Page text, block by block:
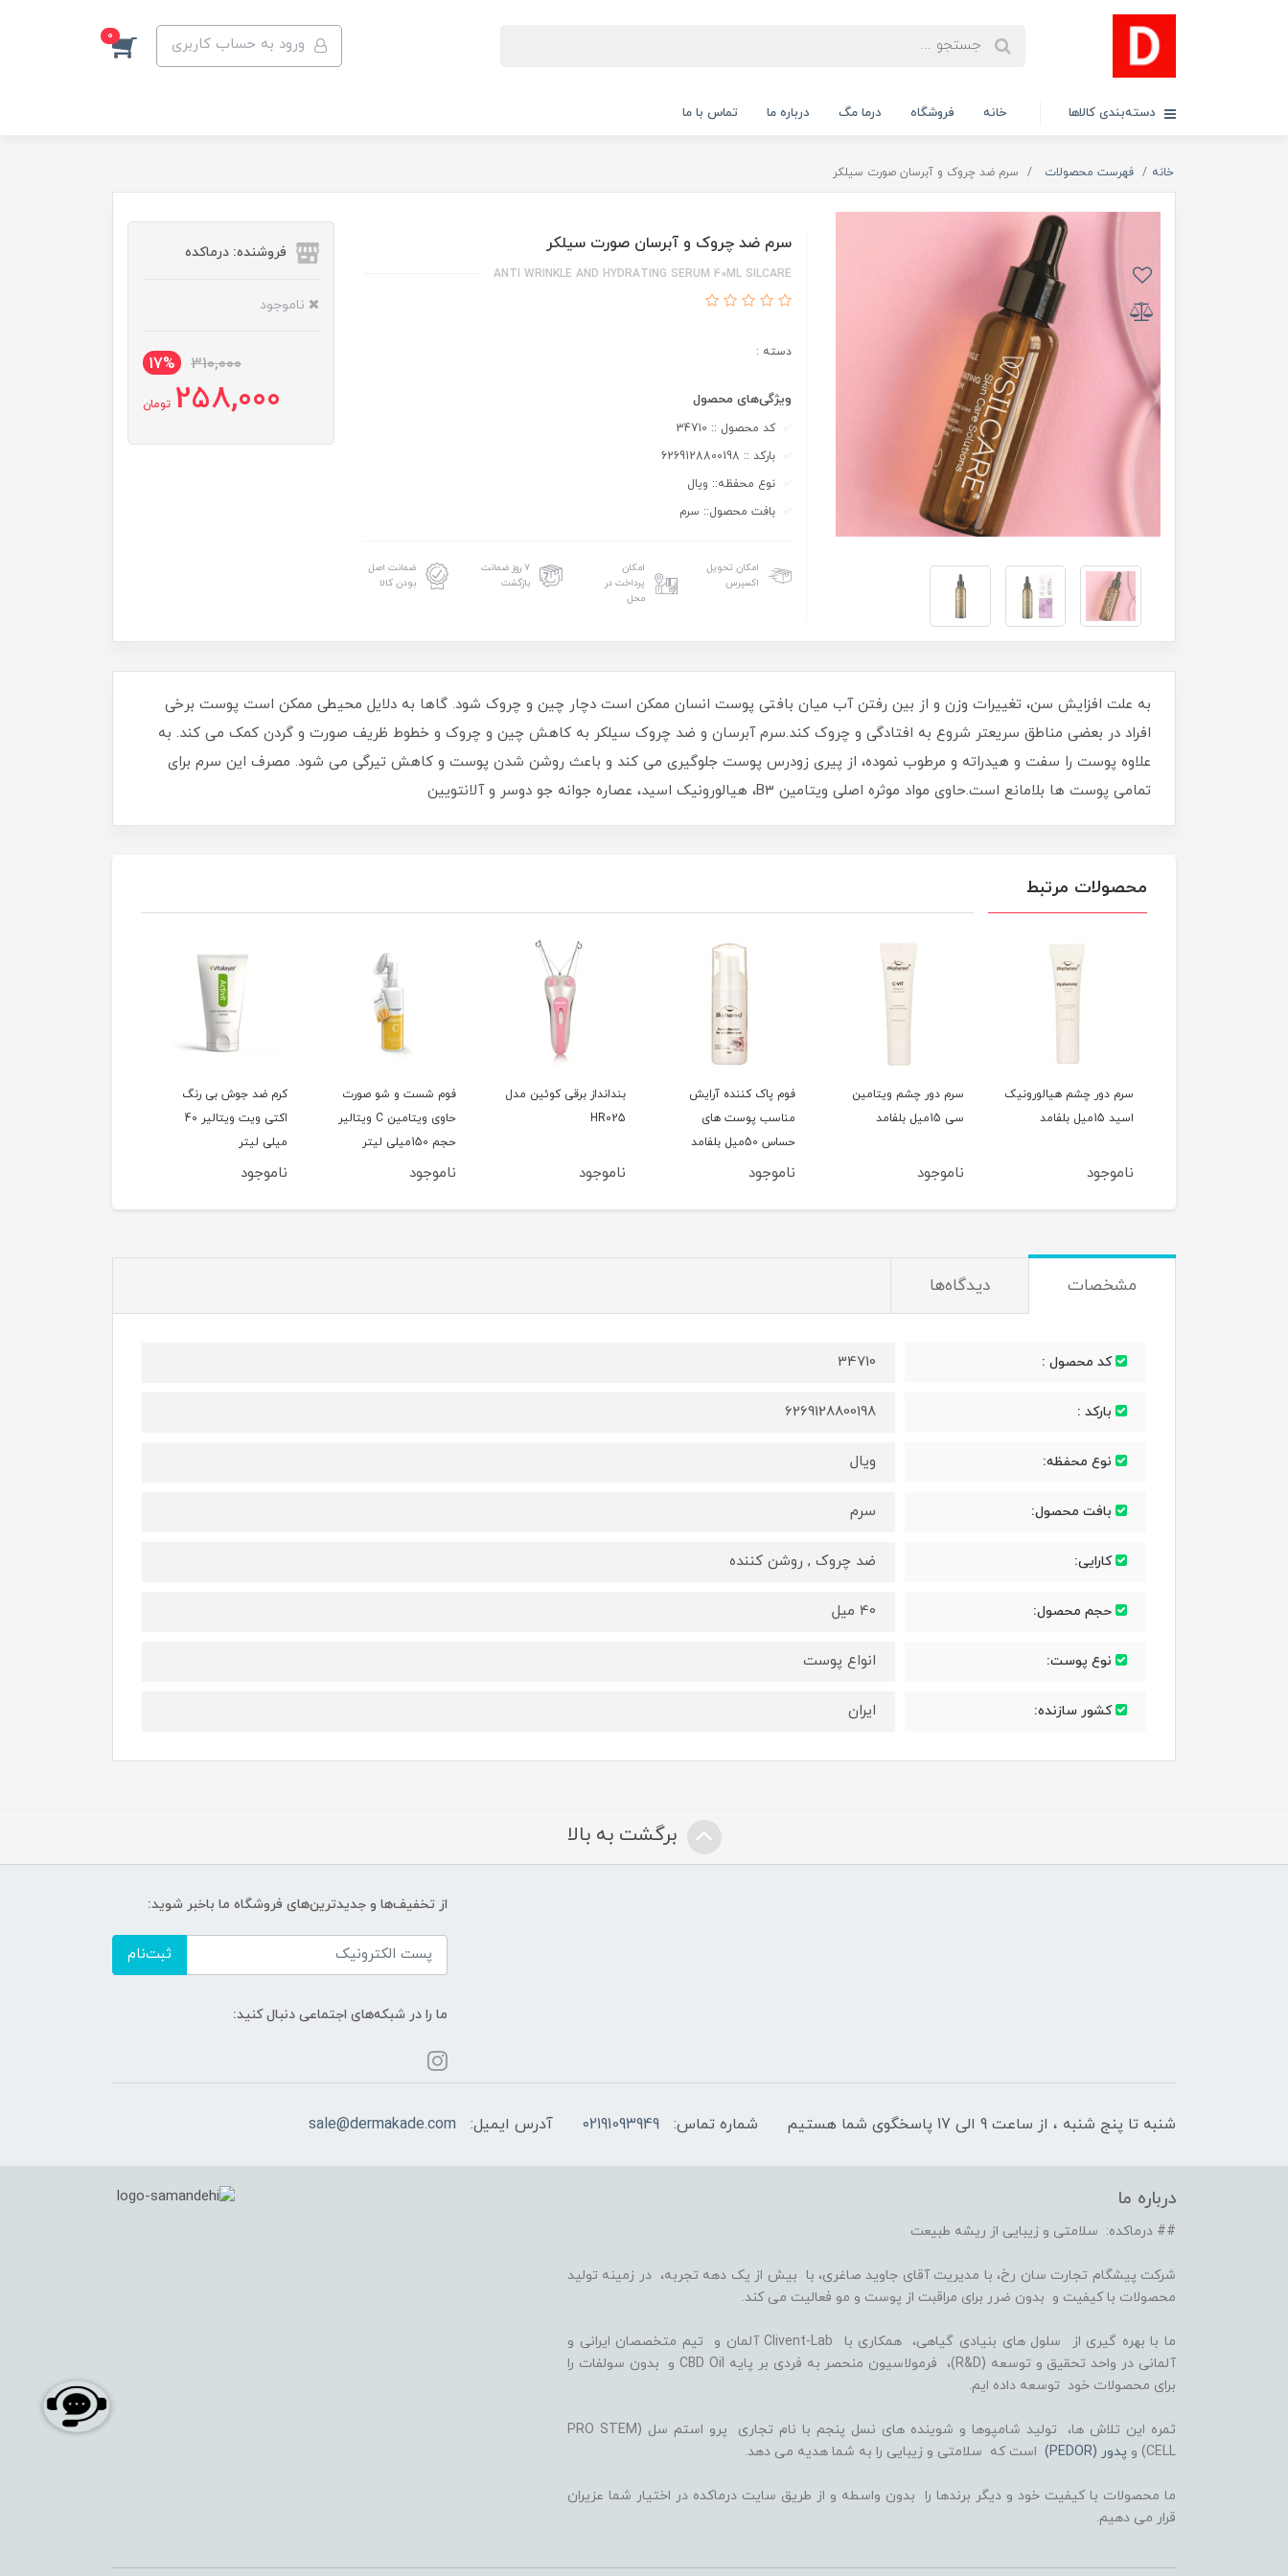
ورود به حساب کاربری 0
دسته‌بندی کالاها خانه فروشگاه درما مگ درباره ما تماس با ما
خانه فهرست محصولات سرم ضد چروک و آبرسان صورت سیلکر
سرم ضد چروک و آبرسان صورت سیلکر
ANTI WRINKLE AND HYDRATING SERUM 40ML SILCARE
دسته :
ویژگی‌های محصول
کد محصول :: 34710
بارکد :: 6269128800198
نوع محفظه:: ویال
بافت محصول:: سرم
امکان تحویل
اکسپرس
امکان
پرداخت در
محل
۷ روز ضمانت
بازگشت
ضمانت اصل
بودن کالا
فروشنده: درماکده
ناموجود
310,000
17%
258,000 تومان
به علت افزایش سن، تغییرات وزن و از بین رفتن آب میان بافتی پوست انسان ممکن است دچار چین و چروک شود. گاها به دلایل محیطی ممکن است پوست برخی
افراد در بعضی مناطق سریعتر شروع به افتادگی و چروک کند.سرم آبرسان و ضد چروک سیلکر به کاهش چین و چروک و خطوط ظریف صورت و گردن کمک می کند. به
علاوه پوست را سفت و هیدراته و مرطوب نموده، از پیری زودرس پوست جلوگیری می کند و باعث روشن شدن پوست و کاهش تیرگی می شود. مصرف این سرم برای
تمامی پوست ها بلامانع است.حاوی مواد موثره اصلی ویتامین B3، هیالورونیک اسید، عصاره جوانه جو دوسر و آلانتویین
محصولات مرتبط
سرم دور چشم ویتامین
سی 15میل بلفامد
ناموجود
فوم پاک کننده آرایش
مناسب پوست های
ناموجود
بندانداز برقی کوئین مدل
HR025
ناموجود
فوم شست و شو صورت
ناموجود
کرم ضد جوش بی رنگ
اکتی ویت ویتالیر 40
میلی لیتر
ناموجود
کرم دور چشم تایم ویت
ویتالیر 15میلی لیتر
ناموجود
مشخصات دیدگاه‌ها
کد محصول : 34710
بارکد : 6269128800198
نوع محفظه: ویال
بافت محصول: سرم
کارایی: ضد چروک , روشن کننده
حجم محصول: 40 میل
نوع پوست: انواع پوست
کشور سازنده: ایران
برگشت به بالا
از تخفیف‌ها و جدیدترین‌های فروشگاه ما باخبر شوید:
ثبت‌نام
ما را در شبکه‌های اجتماعی دنبال کنید:
شنبه تا پنج شنبه ، از ساعت 9 الی 17 پاسخگوی شما هستیم شماره تماس: 02191093949 آدرس ایمیل: sale@dermakade.com
درباره ما
## درماکده: سلامتی و زیبایی از ریشه طبیعت
شرکت پیشگام تجارت سان رخ، با مدیریت آقای جاوید صاغری، با بیش از یک دهه تجربه، در زمینه تولید
محصولات با کیفیت و بدون ضرر برای مراقبت از پوست و مو فعالیت می کند.
ما با بهره گیری از سلول های بنیادی گیاهی، همکاری با Clivent-Lab آلمان و تیم متخصصان ایرانی و
آلمانی در واحد تحقیق و توسعه (R&D)، فرمولاسیون منحصر به فردی بر پایه CBD Oil و بدون سولفات را
برای محصولات خود توسعه داده ایم.
ثمره این تلاش ها، تولید شامپوها و شوینده های نسل پنجم با نام تجاری پرو استم سل (PRO STEM
CELL) و
پدور (PEDOR) است که سلامتی و زیبایی را به شما هدیه می دهد.
ما محصولات با کیفیت خود و دیگر برندها را بدون واسطه و از طریق سایت درماکده در اختیار شما عزیران
قرار می دهیم.